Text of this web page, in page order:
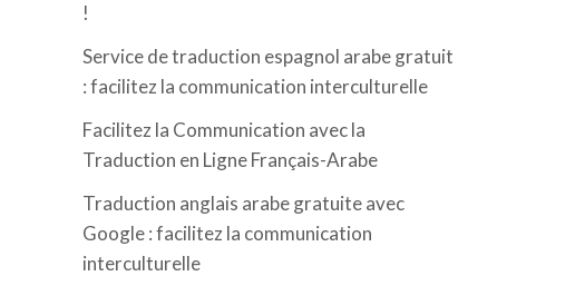
!
Service de traduction espagnol arabe gratuit
: facilitez la communication interculturelle
Facilitez la Communication avec la
Traduction en Ligne Français-Arabe
Traduction anglais arabe gratuite avec
Google : facilitez la communication
interculturelle